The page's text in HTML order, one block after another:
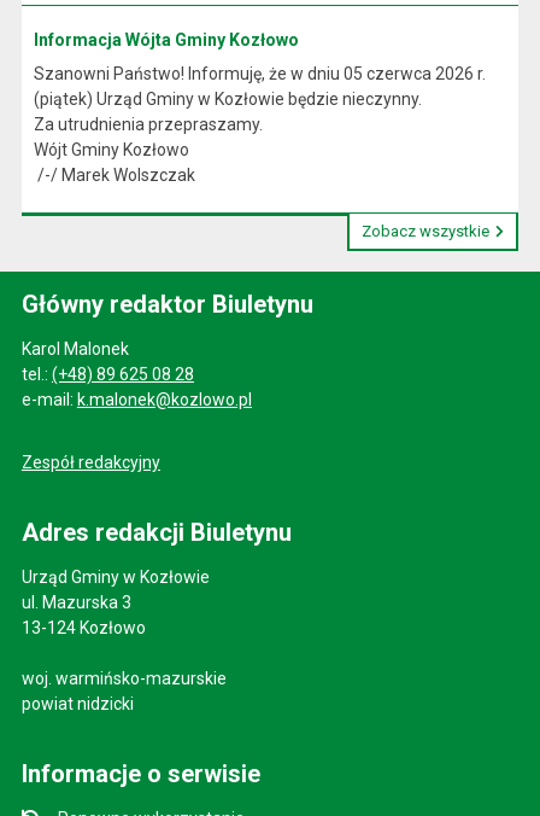
Informacja Wójta Gminy Kozłowo
Szanowni Państwo! Informuję, że w dniu 05 czerwca 2026 r.
(piątek) Urząd Gminy w Kozłowie będzie nieczynny.
Za utrudnienia przepraszamy.
Wójt Gminy Kozłowo
/-/ Marek Wolszczak
Zobacz wszystkie
Główny redaktor Biuletynu
Karol Malonek
tel.: (+48) 89 625 08 28
e-mail: k.malonek@kozlowo.pl
Zespół redakcyjny
Adres redakcji Biuletynu
Urząd Gminy w Kozłowie
ul. Mazurska 3
13-124 Kozłowo
woj. warmińsko-mazurskie
powiat nidzicki
Informacje o serwisie